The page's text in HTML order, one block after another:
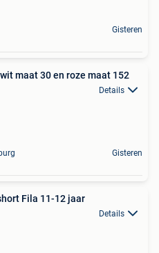
Gisteren
maat 30 en roze maat 152
Details
Gisteren
Fila 11-12 jaar
Details